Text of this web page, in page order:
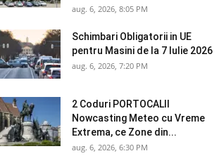
aug. 6, 2026, 8:05 PM
Schimbari Obligatorii in UE
pentru Masini de la 7 Iulie 2026
aug. 6, 2026, 7:20 PM
2 Coduri PORTOCALII
Nowcasting Meteo cu Vreme
Extrema, ce Zone din...
aug. 6, 2026, 6:30 PM